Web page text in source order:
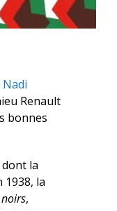
Nadi
Renault
bonnes
dont la
la
noirs,